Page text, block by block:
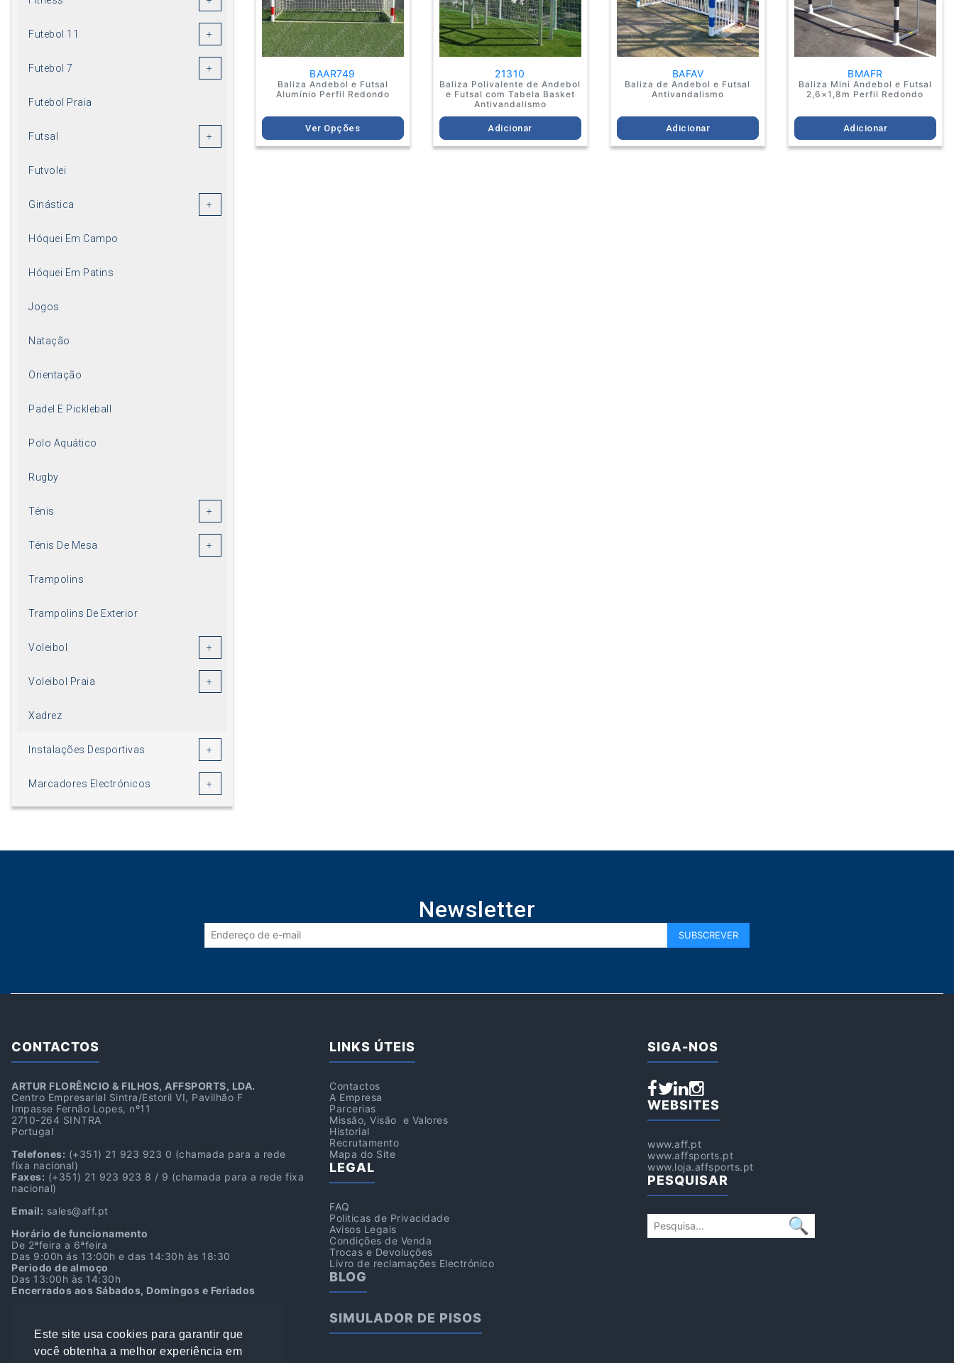
Este site usa cookies para garantir que
você obtenha a melhor experiência em
BAAR749
Baliza Andebol e Futsal
Alumínio Perfil Redondo
Ver Opções
may
be
chosen
on
the
product
page
21310
Baliza Polivalente de Andebol
e Futsal com Tabela Basket
Antivandalismo
Adicionar
BAFAV
Baliza de Andebol e Futsal
Antivandalismo
Adicionar
BMAFR
Baliza Mini Andebol e Futsal
2,6×1,8m Perfil Redondo
Adicionar
Futebol 11
Futebol 7
Futebol Praia
Futsal
Futvolei
Ginástica
Hóquei Em Campo
Hóquei Em Patins
Jogos
Natação
Orientação
Padel E Pickleball
Polo Aquático
Rugby
Ténis
Ténis De Mesa
Trampolins
Trampolins De Exterior
Voleibol
Voleibol Praia
Xadrez
Instalações Desportivas
Marcadores Electrónicos
Newsletter
CONTACTOS
ARTUR FLORÊNCIO & FILHOS, AFFSPORTS, LDA.
Centro Empresarial Sintra/Estoril VI, Pavilhão F
Impasse Fernão Lopes, nº11
2710-264 SINTRA
Portugal
Telefones: (+351) 21 923 923 0 (chamada para a rede
fixa nacional)
Faxes: (+351) 21 923 923 8 / 9 (chamada para a rede fixa
nacional)
Email: sales@aff.pt
Horário de funcionamento
De 2ªfeira a 6ªfeira
Das 9:00h ás 13:00h e das 14:30h às 18:30
Periodo de almoço
Das 13:00h às 14:30h
Encerrados aos Sábados, Domingos e Feriados
38.761036, -9.377750
NIPC: 501216901
LINKS ÚTEIS
Contactos
A Empresa
Parcerias
Missão, Visão e Valores
Historial
Recrutamento
Mapa do Site
LEGAL
FAQ
Politicas de Privacidade
Avisos Legais
Condições de Venda
Trocas e Devoluções
Livro de reclamações Electrónico
BLOG
SIMULADOR DE PISOS
SIGA-NOS
WEBSITES
www.aff.pt
www.affsports.pt
www.loja.affsports.pt
PESQUISAR